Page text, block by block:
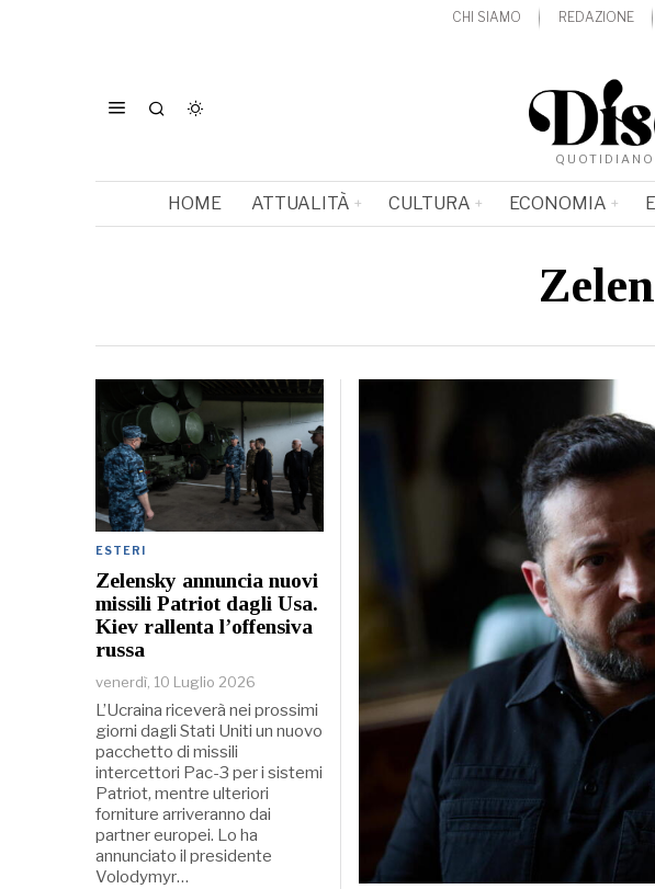
CHI SIAMO REDAZIONE
HOME ATTUALITÀ CULTURA ECONOMIA
ESTERI
Zelensky annuncia nuovi
missili Patriot dagli Usa.
Kiev rallenta l’offensiva
russa
venerdì, 10 Luglio 2026
L’Ucraina riceverà nei prossimi
giorni dagli Stati Uniti un nuovo
pacchetto di missili
intercettori Pac-3 per i sistemi
Patriot, mentre ulteriori
forniture arriveranno dai
partner europei. Lo ha
annunciato il presidente
Volodymyr…